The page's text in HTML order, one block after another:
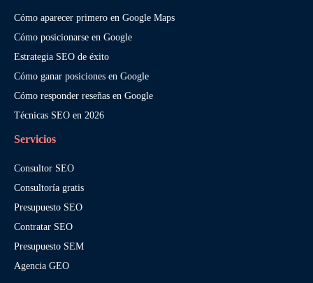
Cómo aparecer primero en Google Maps
Cómo posicionarse en Google
Estrategia SEO de éxito
Cómo ganar posiciones en Google
Cómo responder reseñas en Google
Técnicas SEO en 2026
Servicios
Consultor SEO
Consultoría gratis
Presupuesto SEO
Contratar SEO
Presupuesto SEM
Agencia GEO